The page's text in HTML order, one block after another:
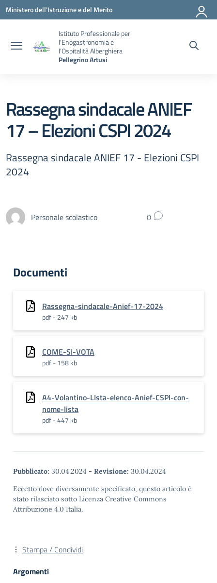
Vai ai contenuti
Vai al menu di navigazione
Vai al footer
Ministero dell'Istruzione e del Merito
Istituto Professionale per
l'Enogastronomia e
l'Ospitalità Alberghiera
Pellegrino Artusi
Rassegna sindacale ANIEF
17 – Elezioni CSPI 2024
Rassegna sindacale ANIEF 17 - Elezioni CSPI
2024
Personale scolastico 0
Documenti
Rassegna-sindacale-Anief-17-2024
pdf - 247 kb
COME-SI-VOTA
pdf - 158 kb
A4-Volantino-LIsta-elenco-Anief-CSPI-con-
nome-lista
pdf - 447 kb
Pubblicato: 30.04.2024 - Revisione: 30.04.2024
Eccetto dove diversamente specificato, questo articolo è
stato rilasciato sotto Licenza Creative Commons
Attribuzione 4.0 Italia.
Stampa / Condividi
Argomenti